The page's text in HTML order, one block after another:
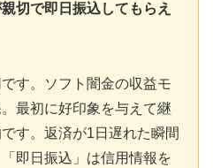
切で即日振込してもらえ
す。ソフト闇金の収益モ
最初に好印象を与えて継
す。返済が1日遅れた瞬間
即日振込」は信用情報を